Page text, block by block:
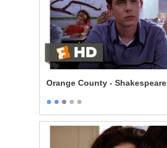
Orange County - Shakespeare